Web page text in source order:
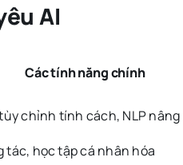
AI
Các tính năng chính
chỉnh tính cách, NLP nâng
tác, học tập cá nhân hóa